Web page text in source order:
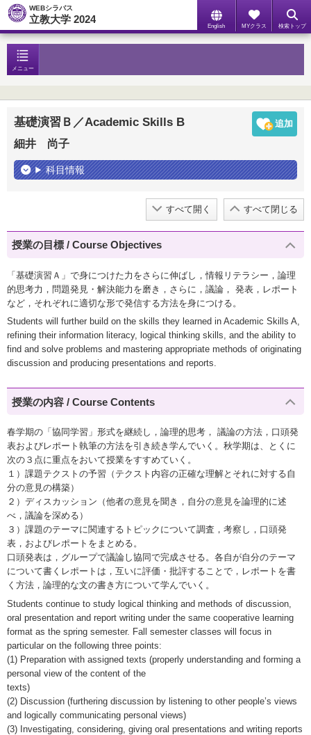
WEBシラバス
立教大学 2024
English MYクラス 検索トップ
メニュー
基礎演習Ｂ／Academic Skills B
細井 尚子
科目情報
すべて開く すべて閉じる
授業の目標 / Course Objectives
「基礎演習Ａ」で身につけた力をさらに伸ばし，情報リテラシー，論理
的思考力，問題発見・解決能力を磨き，さらに，議論， 発表，レポート
など，それぞれに適切な形で発信する方法を身につける。
Students will further build on the skills they learned in Academic Skills A,
refining their information literacy, logical thinking skills, and the ability to
find and solve problems and mastering appropriate methods of originating
discussion and producing presentations and reports.
授業の内容 / Course Contents
春学期の「協同学習」形式を継続し，論理的思考， 議論の方法，口頭発
表およびレポート執筆の方法を引き続き学んでいく。秋学期は、とくに
次の３点に重点をおいて授業をすすめていく。
１）課題テクストの予習（テクスト内容の正確な理解とそれに対する自
分の意見の構築）
２）ディスカッション（他者の意見を聞き，自分の意見を論理的に述
べ，議論を深める）
３）課題のテーマに関連するトピックについて調査，考察し，口頭発
表，およびレポートをまとめる。
口頭発表は，グループで議論し協同で完成させる。各自が自分のテーマ
について書くレポートは，互いに評価・批評することで，レポートを書
く方法，論理的な文の書き方について学んでいく。
Students continue to study logical thinking and methods of discussion,
oral presentation and report writing under the same cooperative learning
format as the spring semester. Fall semester classes will focus in
particular on the following three points:
(1) Preparation with assigned texts (properly understanding and forming a
personal view of the content of the
texts)
(2) Discussion (furthering discussion by listening to other people’s views
and logically communicating personal views)
(3) Investigating, considering, giving oral presentations and writing reports